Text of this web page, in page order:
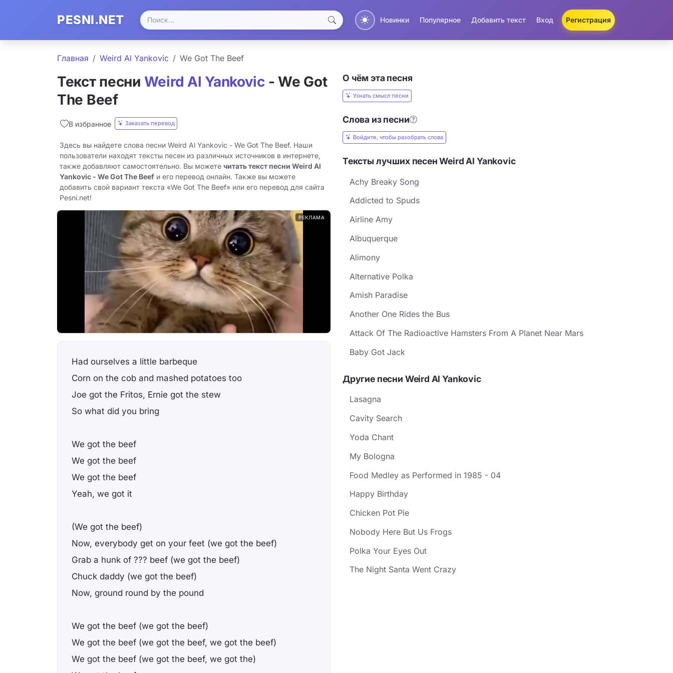
PESNI.NET Новинки Популярное Добавить текст Вход Регистрация
Главная Weird Al Yankovic We Got The Beef
Текст песни Weird Al Yankovic- We Got
The Beef
В избранное Заказать перевод
Здесь вы найдете слова песни Weird Al Yankovic - We Got The Beef. Наши
пользователи находят тексты песен из различных источников в интернете,
также добавляют самостоятельно. Вы можете читать текст песни Weird Al
Yankovic - We Got The Beef и его перевод онлайн. Также вы можете
добавить свой вариант текста «We Got The Beef» или его перевод для сайта
Pesni.net!
РЕКЛАМА
Had ourselves a little barbeque
Corn on the cob and mashed potatoes too
Joe got the Fritos, Ernie got the stew
So what did you bring
We got the beef
We got the beef
We got the beef
Yeah, we got it
(We got the beef)
Now, everybody get on your feet (we got the beef)
Grab a hunk of ??? beef (we got the beef)
Chuck daddy (we got the beef)
Now, ground round by the pound
We got the beef (we got the beef)
We got the beef (we got the beef, we got the beef)
We got the beef (we got the beef, we got the)
О чём эта песня
Узнать смысл песни
Слова из песни
Войдите, чтобы разобрать слова
Тексты лучших песен Weird Al Yankovic
Achy Breaky Song
Addicted to Spuds
Airline Amy
Albuquerque
Alimony
Alternative Polka
Amish Paradise
Another One Rides the Bus
Attack Of The Radioactive Hamsters From A Planet Near Mars
Baby Got Jack
Другие песни Weird Al Yankovic
Lasagna
Cavity Search
Yoda Chant
My Bologna
Food Medley as Performed in 1985 - 04
Happy Birthday
Chicken Pot Pie
Nobody Here But Us Frogs
Polka Your Eyes Out
The Night Santa Went Crazy